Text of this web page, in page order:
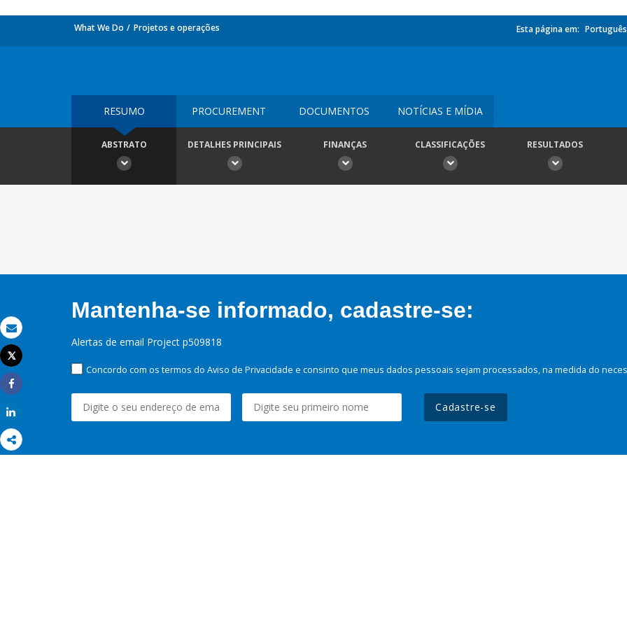
Email
Imprimir
Tweet
Share
What We Do Projetos e operações Esta página em: Português
RESUMO PROCUREMENT DOCUMENTOS NOTÍCIAS E MÍDIA
ABSTRATO DETALHES PRINCIPAIS FINANÇAS CLASSIFICAÇÕES RESULTADOS
Mantenha-se informado, cadastre-se:
Alertas de email Project p509818
Concordo com os termos do Aviso de Privacidade e consinto que meus dados pessoais sejam processados, na medida do
Cadastre-se